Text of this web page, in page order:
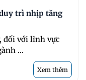
trì nhịp tăng
đối với lĩnh vực
...
Xem thêm